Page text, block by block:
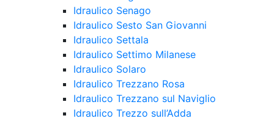
Idraulico Senago
Idraulico Sesto San Giovanni
Idraulico Settala
Idraulico Settimo Milanese
Idraulico Solaro
Idraulico Trezzano Rosa
Idraulico Trezzano sul Naviglio
Idraulico Trezzo sull’Adda